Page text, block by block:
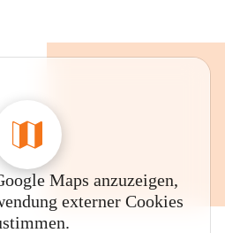
Maps anzuzeigen,
externer Cookies